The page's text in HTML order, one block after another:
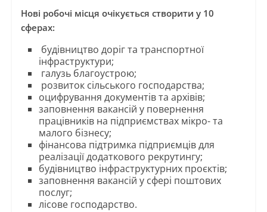
Нові робочі місця очікується створити у 10
сферах:
будівництво доріг та транспортної
інфраструктури;
галузь благоустрою;
розвиток сільського господарства;
оцифрування документів та архівів;
заповнення вакансій у повернення
працівників на підприємствах мікро- та
малого бізнесу;
фінансова підтримка підприємців для
реалізації додаткового рекрутингу;
будівництво інфраструктурних проєктів;
заповнення вакансій у сфері поштових
послуг;
лісове господарство.